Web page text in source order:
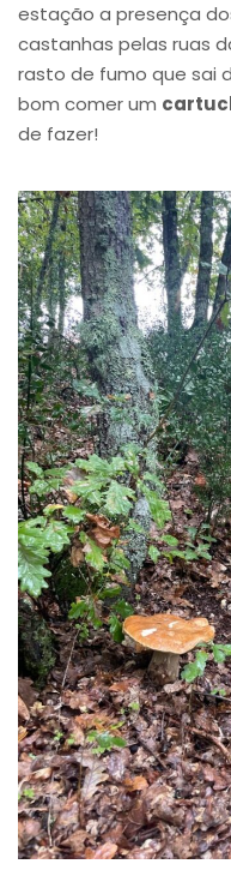
estação a presença
castanhas pelas ruas
rasto de fumo que sai
bom comer um
de fazer!